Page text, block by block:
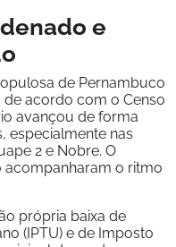
e
de Pernambuco
de acordo com o Censo
avançou de forma
especialmente nas
2 e Nobre. O
acompanharam o ritmo
própria baixa de
(IPTU) e de Imposto